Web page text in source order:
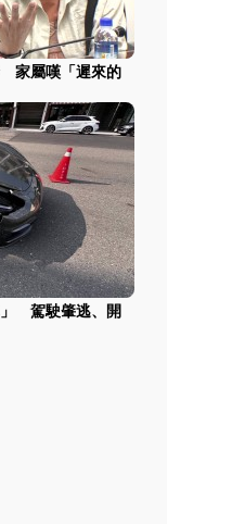
家屬嘆「遲來的
」 駕駛肇逃、開